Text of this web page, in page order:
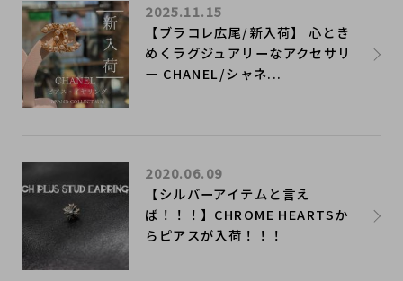
【ブラコレ広尾/新入荷】 心とき
めくラグジュアリーなアクセサリ
ー CHANEL/シャネ...
2025.11.15
​【シルバーアイテムと言え
ば！！！】CHROME HEARTSか
らピアスが入荷！！！
2020.06.09